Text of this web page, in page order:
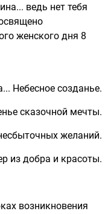
ведь нет тебя
женского дня 8
Небесное созданье.
сказочной мечты.
желаний.
из добра и красоты.
возникновения